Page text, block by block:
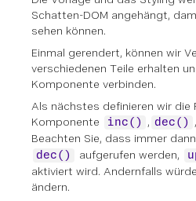
Schatten-DOM angehängt,
sehen können.
Einmal gerendert, können wir
verschiedenen Teile erhalten
Komponente verbinden.
Als nächstes definieren wir die
Komponente
inc() , dec()
Beachten Sie, dass immer
dec() aufgerufen werden,
aktiviert wird. Andernfalls
ändern.